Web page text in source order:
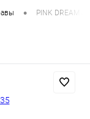
• PINK DREAM